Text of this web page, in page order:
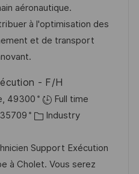
D
aéronautique.
à l'optimisation des
et de transport
- F/H
49300
Full time
K
t
e
Industry
Support Exécution
à Cholet. Vous serez